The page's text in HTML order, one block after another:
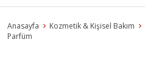
Anasayfa Kozmetik & Kişisel Bakım
Parfüm